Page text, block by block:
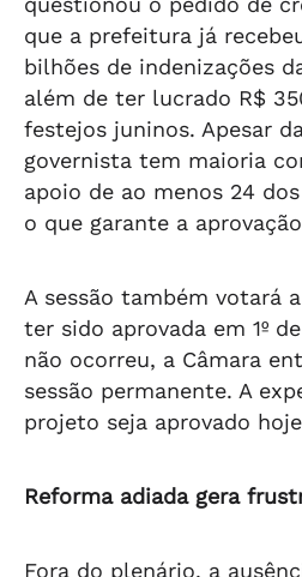
que a prefeitura já
bilhões de indenizações
além de ter lucrado R$
festejos juninos. Apesar
governista tem maioria
apoio de ao menos 24
o que garante a
A sessão também votará
ter sido aprovada em 1º
não ocorreu, a Câmara
sessão permanente. A
projeto seja aprovado
Reforma adiada gera
Fora do plenário, a